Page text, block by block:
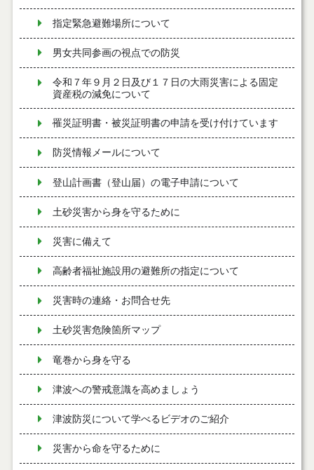
指定緊急避難場所について
男女共同参画の視点での防災
令和７年９月２日及び１７日の大雨災害による固定
資産税の減免について
罹災証明書・被災証明書の申請を受け付けています
防災情報メールについて
登山計画書（登山届）の電子申請について
土砂災害から身を守るために
災害に備えて
高齢者福祉施設用の避難所の指定について
災害時の連絡・お問合せ先
土砂災害危険箇所マップ
竜巻から身を守る
津波への警戒意識を高めましょう
津波防災について学べるビデオのご紹介
災害から命を守るために